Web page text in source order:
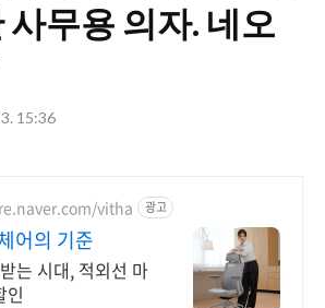
사무용 의자. 네오
15:36
vitha 광고
어의 기준
는 시대, 적외선 마
인